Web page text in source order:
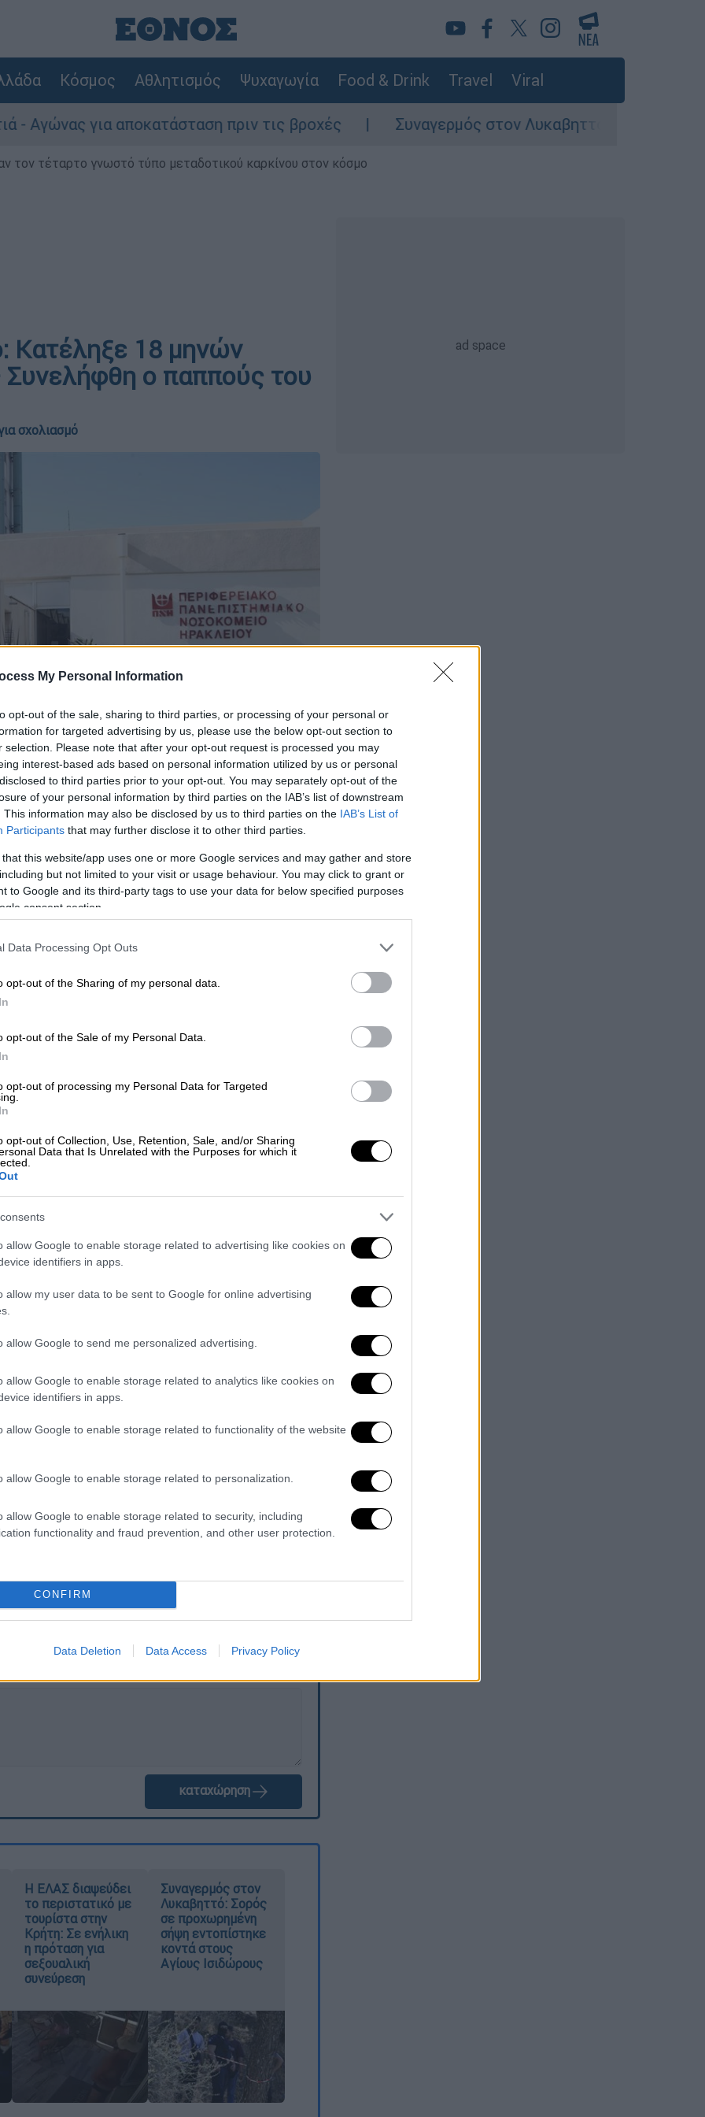
My Personal Information
opt-out of the sale, sharing to third parties, or processing of your personal or
for targeted advertising by us, please use the below opt-out section to
selection. Please note that after your opt-out request is processed you may
interest-based ads based on personal information utilized by us or personal
to third parties prior to your opt-out. You may separately opt-out of the
of your personal information by third parties on the IAB’s list of downstream
This information may also be disclosed by us to third parties on the IAB’s List of
Participants that may further disclose it to other third parties.
that this website/app uses one or more Google services and may gather and store
but not limited to your visit or usage behaviour. You may click to grant or
to Google and its third-party tags to use your data for below specified purposes
consent section.
Data Processing Opt Outs
opt-out of the Sharing of my personal data.
opt-out of the Sale of my Personal Data.
opt-out of processing my Personal Data for Targeted
opt-out of Collection, Use, Retention, Sale, and/or Sharing
Data that Is Unrelated with the Purposes for which it
allow Google to enable storage related to advertising like cookies on
identifiers in apps.
allow my user data to be sent to Google for online advertising
allow Google to send me personalized advertising.
allow Google to enable storage related to analytics like cookies on
identifiers in apps.
allow Google to enable storage related to functionality of the website
allow Google to enable storage related to personalization.
allow Google to enable storage related to security, including
functionality and fraud prevention, and other user protection.
CONFIRM
Data Deletion Data Access Privacy Policy
Κόσμος Αθλητισμός Ψυχαγωγία Food & Drink Travel Viral
για αποκατάσταση πριν τις βροχές Συναγερμός στον Λυκαβηττό: Σορός σε
τον τέταρτο γνωστό τύπο μεταδοτικού καρκίνου στον κόσμο
Κατέληξε 18 μηνών
ο παππούς του
σχολιασμό
το ΕΘΝΟΣ στη Google
ΠΑΓΝΗ παρά την υπεράνθρωπη
μεταφερθεί εσπευσμένα στο νοσοκομείο
στην καταγωγή, δεν ήταν καλά τις
προκύπτει ότι λίγα 24ωρα νωρίτερα
του είχε χορηγήσει φαρμακευτική
56χρονη συνεθλίβη σε
Ο 45χρονος παππούς, που
γονείς του εργάζονται εκτόςΚρήτης
Νοσοκομείο Ηρακλείου.
το παιδί παρουσίαζε
Κατά τη διάρκεια της
ανακοπήκαι οι γιατροί ξεκίνησαν
ομάδας,
το βρέφος δεν τα
πνοή.Μεεισαγγελική εντολή, ο παππούς
ώστε να διερευνηθούν πλήρως οι
ΕΘΝΟΣ θα παρεμβαίνει και τα προσβλητικά σχόλια θα
καταχώρηση
Η ΕΛΑΣ διαψεύδει
το περιστατικό με
τουρίστα στην
Κρήτη: Σε ενήλικη
η πρόταση για
σεξουαλική
συνεύρεση
Συναγερμός στον
Λυκαβηττό: Σορός
σε προχωρημένη
σήψη εντοπίστηκε
κοντά στους
Αγίους Ισιδώρους